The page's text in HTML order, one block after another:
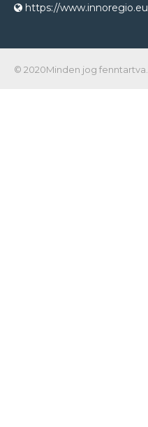
https://www.innoregio.eu
© 2020Minden jog fenntartva.